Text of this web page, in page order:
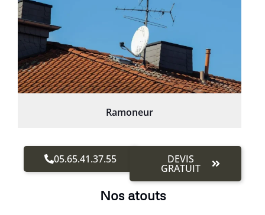
Ramoneur
05.65.41.37.55 DEVIS
GRATUIT
Nos atouts